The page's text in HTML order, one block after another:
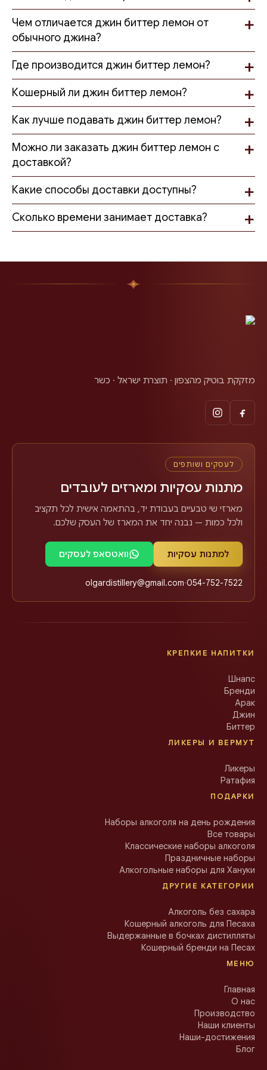
сочетается с легкими закусками, десертами и фруктами.
Джин ручной работы от Olgar Distillery
Olgar Distillery специализируется на производстве
крафтовых алкогольных напитков в Израиле. Каждая
партия создается с вниманием к деталям и уважением к
традициям дистилляции.
джин биттер лемон— это сочетание местных
ингредиентов, ремесленного подхода и уникального
рецепта. Такой напиток подойдет как для личной
коллекции, так и в качестве подарка для ценителей
качественного алкоголя.
Почему стоит выбрать джин биттер лемон
изготовлен из свежих цитрусовых из Галилеи
тройная дистилляция
Если вы ищете необычный ароматический джин с ярким
Чем отличается джин биттер лемон от
обычного джина?
Где производится джин биттер лемон?
Кошерный ли джин биттер лемон?
Как лучше подавать джин биттер лемон?
Можно ли заказать джин биттер лемон с
доставкой?
Какие способы доставки доступны?
Сколько времени занимает доставка?
מזקקת בוטיק מהצפון · תוצרת ישראל · כשר
לעסקים ושותפים
מתנות עסקיות ומארזים לעובדים
מארזי שי טבעיים בעבודת יד, בהתאמה אישית לכל תקציב
ולכל כמות — נבנה יחד את המארז של העסק שלכם.
למתנות עסקיות וואטסאפ לעסקים
054-752-7522
·
olgardistillery@gmail.com
КРЕПКИЕ НАПИТКИ
Шнапс
Бренди
Арак
Джин
Биттер
ЛИКЕРЫ И ВЕРМУТ
Ликеры
Ратафия
ПОДАРКИ
Наборы алкоголя на день рождения
Все товары
Классические наборы алкоголя
Праздничные наборы
Алкогольные наборы для Хануки
ДРУГИЕ КАТЕГОРИИ
Алкоголь без сахара
Кошерный алкоголь для Песаха
Выдержанные в бочках дистилляты
Кошерный бренди на Песах
МЕНЮ
Главная
О нас
Производство
Наши клиенты
Наши-достижения
Блог